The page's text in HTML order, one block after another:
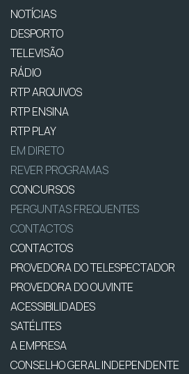
NOTÍCIAS
DESPORTO
TELEVISÃO
RÁDIO
RTP ARQUIVOS
RTP ENSINA
RTP PLAY
EM DIRETO
REVER PROGRAMAS
CONCURSOS
PERGUNTAS FREQUENTES
CONTACTOS
CONTACTOS
PROVEDORA DO TELESPECTADOR
PROVEDORA DO OUVINTE
ACESSIBILIDADES
SATÉLITES
A EMPRESA
CONSELHO GERAL INDEPENDENTE